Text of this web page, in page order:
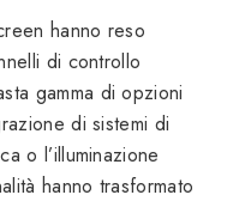
hanno reso
di controllo
gamma di opzioni
di sistemi di
o l’illuminazione
hanno trasformato